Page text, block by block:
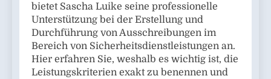
bietet Sascha Luike seine professionelle
Unterstützung bei der Erstellung und
Durchführung von Ausschreibungen im
Bereich von Sicherheitsdienstleistungen an.
Hier erfahren Sie, weshalb es wichtig ist, die
Leistungskriterien exakt zu benennen und